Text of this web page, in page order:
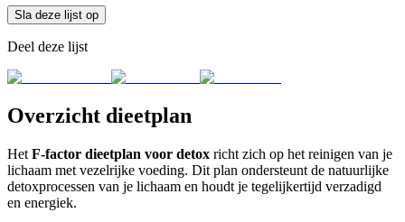
Sla deze lijst op
Deel deze lijst
Overzicht dieetplan
Het F-factor dieetplan voor detox richt zich op het reinigen van je
lichaam met vezelrijke voeding. Dit plan ondersteunt de natuurlijke
detoxprocessen van je lichaam en houdt je tegelijkertijd verzadigd
en energiek.